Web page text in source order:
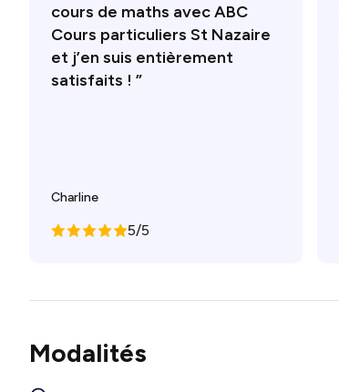
cours de maths avec ABC
Cours particuliers St Nazaire
et j’en suis entièrement
satisfaits ! ”
Charline
5/5
Modalités